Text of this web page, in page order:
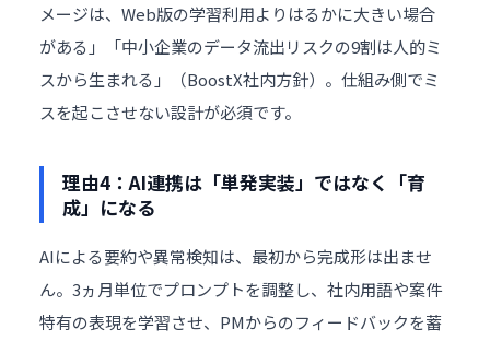
メージは、Web版の学習利用よりはるかに大きい場合
がある」「中小企業のデータ流出リスクの9割は人的ミ
スから生まれる」（BoostX社内方針）。仕組み側でミ
スを起こさせない設計が必須です。
理由4：AI連携は「単発実装」ではなく「育
成」になる
AIによる要約や異常検知は、最初から完成形は出ませ
ん。3ヵ月単位でプロンプトを調整し、社内用語や案件
特有の表現を学習させ、PMからのフィードバックを蓄